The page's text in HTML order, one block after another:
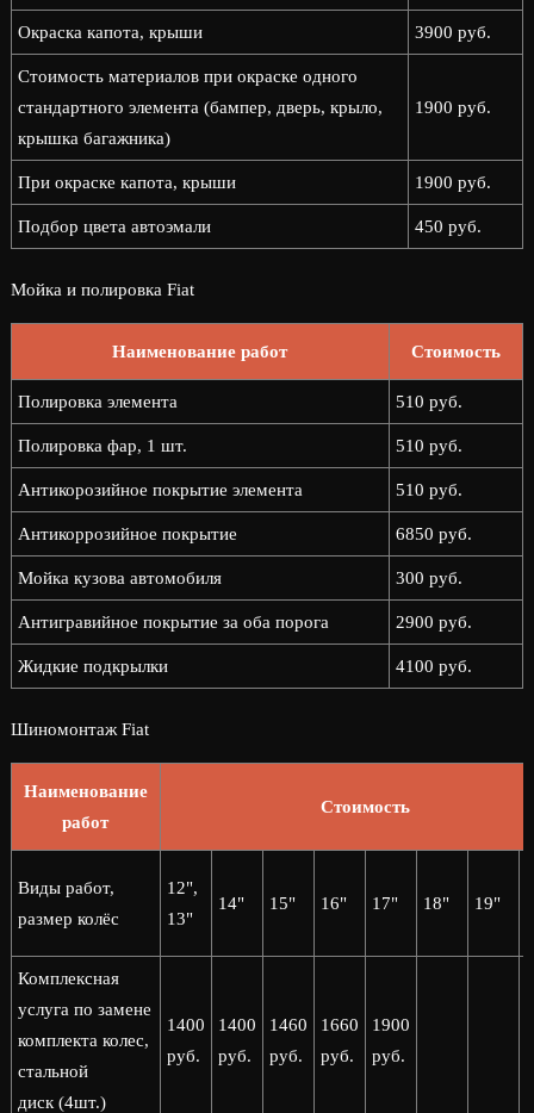
Окраска капота, крыши 3900 руб.
Стоимость материалов при окраске одного
стандартного элемента (бампер, дверь, крыло,
крышка багажника)
1900 руб.
При окраске капота, крыши 1900 руб.
Подбор цвета автоэмали 450 руб.
Мойка и полировка Fiat
Наименование работ Стоимость
Полировка элемента 510 руб.
Полировка фар, 1 шт. 510 руб.
Антикорозийное покрытие элемента 510 руб.
Антикоррозийное покрытие 6850 руб.
Мойка кузова автомобиля 300 руб.
Антигравийное покрытие за оба порога 2900 руб.
Жидкие подкрылки 4100 руб.
Шиномонтаж Fiat
Наименование
работ
Стоимость
Виды работ,
размер колёс
12",
13"
14" 15" 16" 17" 18" 19"
Комплексная
услуга по замене
комплекта колес,
стальной
диск (4шт.)
1400
руб.
1400
руб.
1460
руб.
1660
руб.
1900
руб.